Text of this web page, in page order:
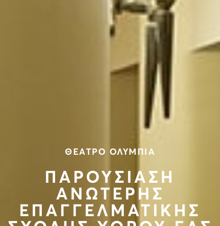
ΘΕΑΤΡΟ ΟΛΥΜΠΙΑ
ΠΑΡΟΥΣΙΑΣΗ
ΑΝΩΤΕΡΗΣ
ΕΠΑΓΓΕΛΜΑΤΙΚΗΣ